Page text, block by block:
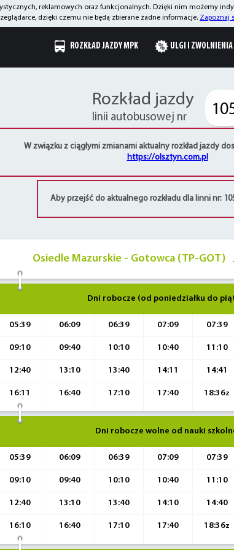
reklamowych oraz funkcjonalnych. Dzięki nim możemy
dzięki czemu nie będą zbierane żadne informacje. Zapoznaj
ROZKŁAD JAZDY MPK ULGI I ZWOLNIENIA
Rozkład jazdy
linii autobusowej nr
W związku z ciągłymi zmianami aktualny rozkład jazdy
https://olsztyn.com.pl
Aby przejść do aktualnego rozkładu dla linni nr:
Osiedle Mazurskie - Gotowca (TP-GOT)
Dni robocze (od poniedziałku do
05:39 06:09 06:39 07:09 07:39
09:10 09:40 10:10 10:40 11:10
12:40 13:10 13:40 14:11 14:41
16:11 16:40 17:10 17:40 18:36z
Dni robocze wolne od nauki
05:39 06:09 06:39 07:09 07:39
09:10 09:40 10:10 10:40 11:10
12:40 13:10 13:40 14:10 14:40
16:10 16:40 17:10 17:40 18:36z